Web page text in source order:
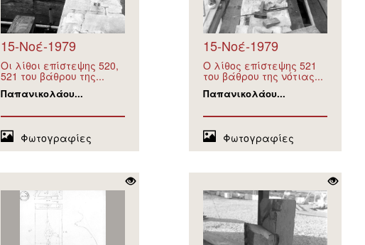
15-Νοέ-1979
Οι λίθοι επίστεψης 520,
521 του βάθρου της...
Παπανικολάου...
Φωτογραφίες
15-Νοέ-1979
Ο λίθος επίστεψης 521
του βάθρου της νότιας...
Παπανικολάου...
Φωτογραφίες